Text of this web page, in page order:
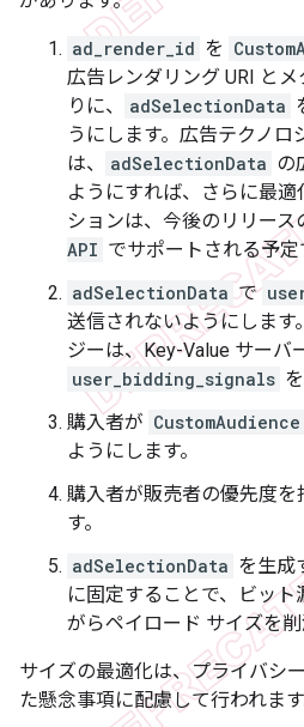
ad_render_id を
広告レンダリング URI と
りに、
adSelectionData
うにします。広告テクノロ
は、
adSelectionData の
ようにすれば、さらに最
ションは、今後のリリー
API でサポートされる予定
adSelectionData で
送信されないようにします
ジーは、Key-Value サーバ
user_bidding_signals
購入者が CustomAudience
ようにします。
購入者が販売者の優先度
す。
adSelectionData を生成
に固定することで、ビッ
がらペイロード サイズを削
サイズの最適化は、プライバシ
た懸念事項に配慮して行われます